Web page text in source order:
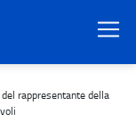
nomina del
rappresentante della